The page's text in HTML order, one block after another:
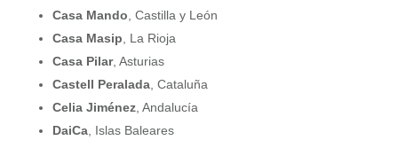
Casa Mando , Castilla y León
Casa Masip , La Rioja
Casa Pilar, Asturias
Castell Peralada, Cataluña
Celia Jiménez, Andalucía
DaiCa, Islas Baleares